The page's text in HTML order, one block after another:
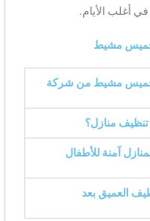
أغلب الأيام.
خميس مشيط
بخميس مشيط من شركة
منازل؟
آمنة للأطفال
العميق بعد